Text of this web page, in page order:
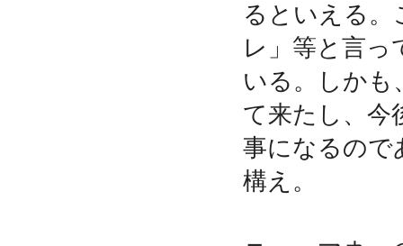
るといえる。
レ」等と言っ
いる。しかも
て来たし、今
事になるので
構え。